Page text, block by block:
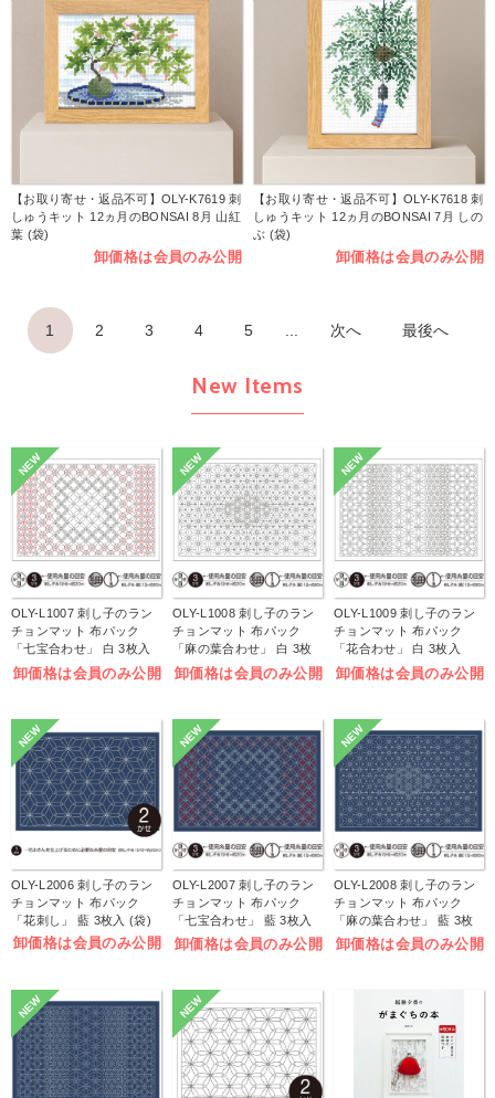
【お取り寄せ・返品不可】OLY-K7619 刺
しゅうキット 12ヵ月のBONSAI 8月 山紅
葉 (袋)
卸価格は会員のみ公開
【お取り寄せ・返品不可】OLY-K7618 刺
しゅうキット 12ヵ月のBONSAI 7月 しの
ぶ (袋)
卸価格は会員のみ公開
1 2 3 4 5 ... 次へ 最後へ
New Items
NEW
OLY-L1007 刺し子のラン
チョンマット 布パック
「七宝合わせ」 白 3枚入
(袋)
卸価格は会員のみ公開
NEW
OLY-L1008 刺し子のラン
チョンマット 布パック
「麻の葉合わせ」 白 3枚
入 (袋)
卸価格は会員のみ公開
NEW
OLY-L1009 刺し子のラン
チョンマット 布パック
「花合わせ」 白 3枚入
(袋)
卸価格は会員のみ公開
NEW
OLY-L2006 刺し子のラン
チョンマット 布パック
「花刺し」 藍 3枚入 (袋)
卸価格は会員のみ公開
NEW
OLY-L2007 刺し子のラン
チョンマット 布パック
「七宝合わせ」 藍 3枚入
(袋)
卸価格は会員のみ公開
NEW
OLY-L2008 刺し子のラン
チョンマット 布パック
「麻の葉合わせ」 藍 3枚
入 (袋)
卸価格は会員のみ公開
NEW NEW